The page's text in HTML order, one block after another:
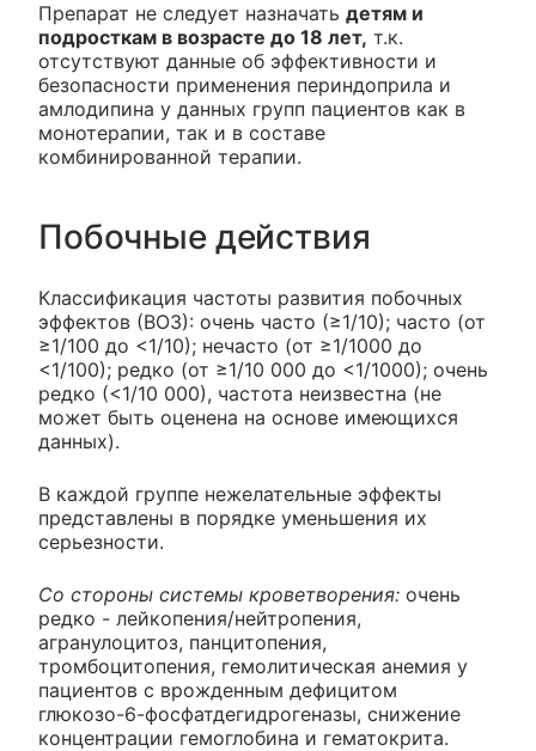
Препарат не следует назначать детям и
подросткам в возрасте до 18 лет, т.к.
отсутствуют данные об эффективности и
безопасности применения периндоприла и
амлодипина у данных групп пациентов как в
монотерапии, так и в составе
комбинированной терапии.
Побочные действия
Классификация частоты развития побочных
эффектов (ВОЗ): очень часто (≥1/10); часто (от
≥1/100 до <1/10); нечасто (от ≥1/1000 до
<1/100); редко (от ≥1/10 000 до <1/1000); очень
редко (<1/10 000), частота неизвестна (не
может быть оценена на основе имеющихся
данных).
В каждой группе нежелательные эффекты
представлены в порядке уменьшения их
серьезности.
Со стороны системы кроветворения: очень
редко - лейкопения/нейтропения,
агранулоцитоз, панцитопения,
тромбоцитопения, гемолитическая анемия у
пациентов с врожденным дефицитом
глюкозо-6-фосфатдегидрогеназы, снижение
концентрации гемоглобина и гематокрита.